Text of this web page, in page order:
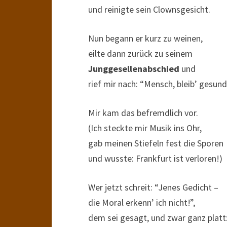
und reinigte sein Clownsgesicht.
Nun begann er kurz zu weinen,
eilte dann zurück zu seinem
Junggesellenabschied und
rief mir nach: “Mensch, bleib’
Mir kam das befremdlich vor.
(Ich steckte mir Musik ins Ohr,
gab meinen Stiefeln fest die Sporen
und wusste: Frankfurt ist verloren!)
Wer jetzt schreit: “Jenes Gedicht –
die Moral erkenn’ ich nicht!”,
dem sei gesagt, und zwar ganz